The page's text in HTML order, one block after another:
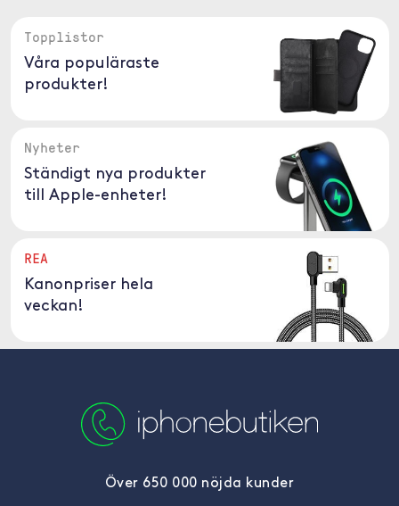
Topplistor
Våra populäraste
produkter!
Nyheter
Ständigt nya produkter
till Apple-enheter!
REA
Kanonpriser hela
veckan!
Över 650 000 nöjda kunder